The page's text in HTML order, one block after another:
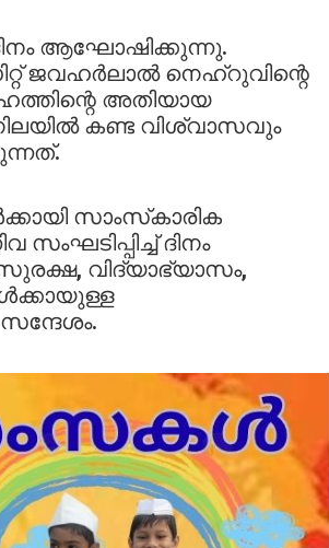
ആഘോഷിക്കുന്നു.
ജവഹർലാൽ നെഹ്റുവിന്റെ
അതിയായ
കണ്ട വിശ്വാസവും
സാംസ്‌കാരിക
ദിനം
വിദ്യാഭ്യാസം,